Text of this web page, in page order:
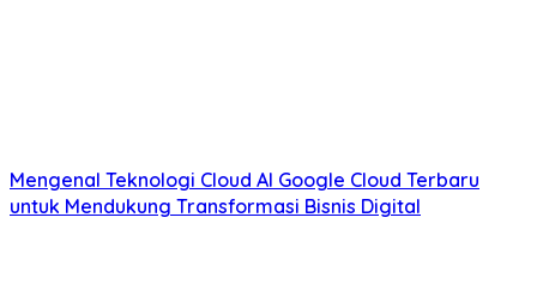
Mengenal Teknologi Cloud AI Google Cloud Terbaru
untuk Mendukung Transformasi Bisnis Digital